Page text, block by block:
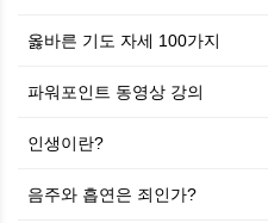
옳바른 기도 자세 100가지
파워포인트 동영상 강의
인생이란?
음주와 흡연은 죄인가?